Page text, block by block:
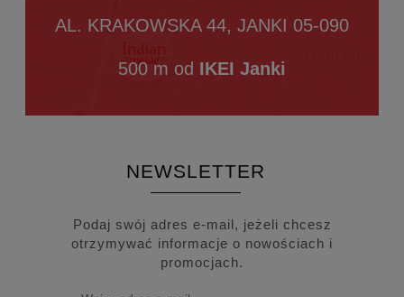
AL. KRAKOWSKA 44, JANKI 05-090
500 m od IKEI Janki
NEWSLETTER
Podaj swój adres e-mail, jeżeli chcesz
otrzymywać informacje o nowościach i
promocjach.